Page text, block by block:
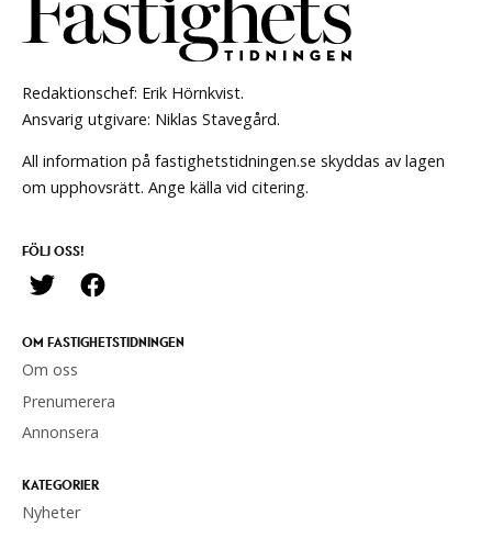
Redaktionschef: Erik Hörnkvist.
Ansvarig utgivare: Niklas Stavegård.
All information på fastighetstidningen.se skyddas av lagen
om upphovsrätt. Ange källa vid citering.
FÖLJ OSS!
OM FASTIGHETSTIDNINGEN
Om oss
Prenumerera
Annonsera
KATEGORIER
Nyheter